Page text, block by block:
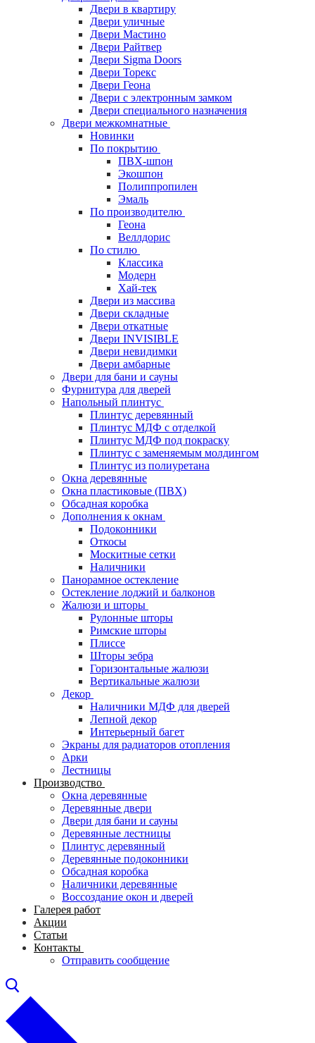
Двери в квартиру
Двери уличные
Двери Мастино
Двери Райтвер
Двери Sigma Doors
Двери Торекс
Двери Геона
Двери с электронным замком
Двери специального назначения
Двери межкомнатные
Новинки
По покрытию
ПВХ-шпон
Экошпон
Полиппропилен
Эмаль
По производителю
Геона
Веллдорис
По стилю
Классика
Модерн
Хай-тек
Двери из массива
Двери складные
Двери откатные
Двери INVISIBLE
Двери невидимки
Двери амбарные
Двери для бани и сауны
Фурнитура для дверей
Напольный плинтус
Плинтус деревянный
Плинтус МДФ с отделкой
Плинтус МДФ под покраску
Плинтус с заменяемым молдингом
Плинтус из полиуретана
Окна деревянные
Окна пластиковые (ПВХ)
Обсадная коробка
Дополнения к окнам
Подоконники
Откосы
Москитные сетки
Наличники
Панорамное остекление
Остекление лоджий и балконов
Жалюзи и шторы
Рулонные шторы
Римские шторы
Плиссе
Шторы зебра
Горизонтальные жалюзи
Вертикальные жалюзи
Декор
Наличники МДФ для дверей
Лепной декор
Интерьерный багет
Экраны для радиаторов отопления
Арки
Лестницы
Производство
Окна деревянные
Деревянные двери
Двери для бани и сауны
Деревянные лестницы
Плинтус деревянный
Деревянные подоконники
Обсадная коробка
Наличники деревянные
Воссоздание окон и дверей
Галерея работ
Акции
Статьи
Контакты
Отправить сообщение